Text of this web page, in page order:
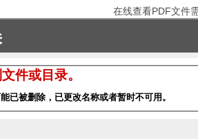
在线查看PDF文件